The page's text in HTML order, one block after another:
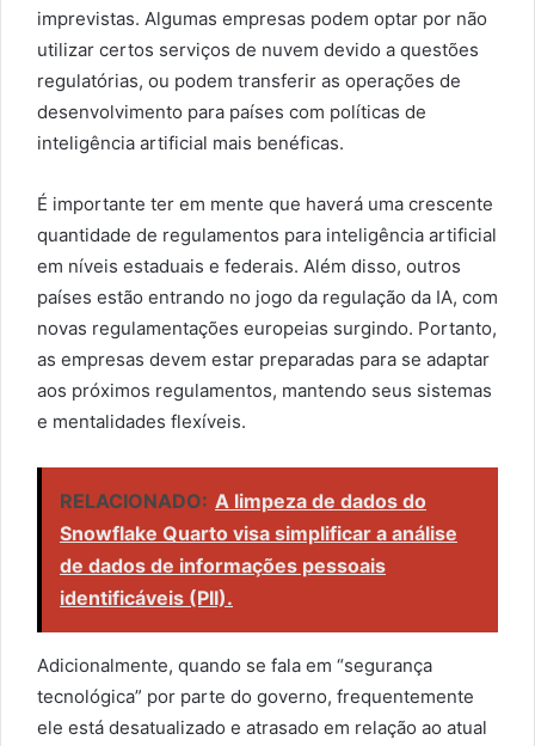
imprevistas. Algumas empresas podem optar por não
utilizar certos serviços de nuvem devido a questões
regulatórias, ou podem transferir as operações de
desenvolvimento para países com políticas de
inteligência artificial mais benéficas.
É importante ter em mente que haverá uma crescente
quantidade de regulamentos para inteligência artificial
em níveis estaduais e federais. Além disso, outros
países estão entrando no jogo da regulação da IA, com
novas regulamentações europeias surgindo. Portanto,
as empresas devem estar preparadas para se adaptar
aos próximos regulamentos, mantendo seus sistemas
e mentalidades flexíveis.
RELACIONADO: A limpeza de dados do
Snowflake Quarto visa simplificar a análise
de dados de informações pessoais
identificáveis (PII).
Adicionalmente, quando se fala em “segurança
tecnológica” por parte do governo, frequentemente
ele está desatualizado e atrasado em relação ao atual